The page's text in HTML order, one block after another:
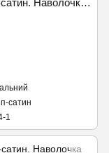
Постільна білизна двоспальна страйп-сатин. Наволочка 70х70. Koloco
сатин
1